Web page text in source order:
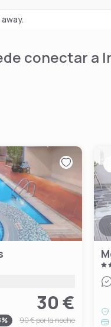
conectar a
30 €
% 90 €por la noche